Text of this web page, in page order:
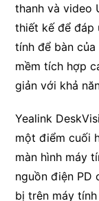
thanh và video
thiết kế để đáp
tính để bàn
mềm tích hợp
giản với khả
Yealink
một điểm cuối
màn hình máy
nguồn điện PD
bị trên máy